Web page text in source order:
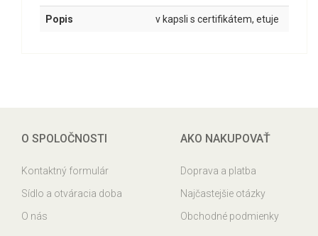
Popis v kapsli s certifikátem, etuje
O SPOLOČNOSTI
Kontaktný formulár
Sídlo a otváracia doba
O nás
AKO NAKUPOVAŤ
Doprava a platba
Najčastejšie otázky
Obchodné podmienky